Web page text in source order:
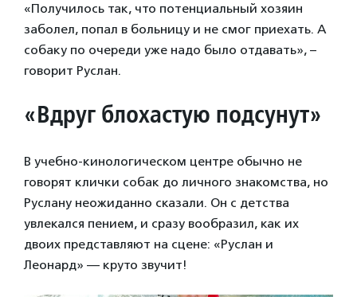
«Получилось так, что потенциальный хозяин
заболел, попал в больницу и не смог приехать. А
собаку по очереди уже надо было отдавать», –
говорит Руслан.
«Вдруг блохастую подсунут»
В учебно-кинологическом центре обычно не
говорят клички собак до личного знакомства, но
Руслану неожиданно сказали. Он с детства
увлекался пением, и сразу вообразил, как их
двоих представляют на сцене: «Руслан и
Леонард» — круто звучит!